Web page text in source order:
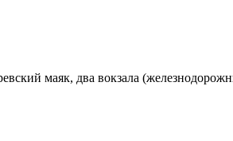
маяк, два вокзала